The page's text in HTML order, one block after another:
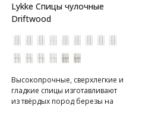
Lykke Спицы чулочные
Driftwood
Высокопрочные, сверхлегкие и
гладкие спицы изготавливают
из твёрдых пород березы на